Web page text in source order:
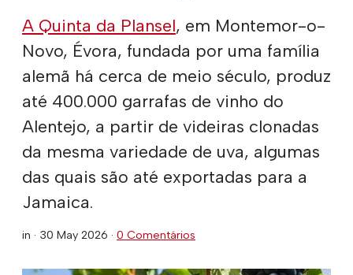
A Quinta da Plansel, em Montemor-o-
Novo, Évora, fundada por uma família
alemã há cerca de meio século, produz
até 400.000 garrafas de vinho do
Alentejo, a partir de videiras clonadas
da mesma variedade de uva, algumas
das quais são até exportadas para a
Jamaica.
in · 30 May 2026 · 0 Comentários